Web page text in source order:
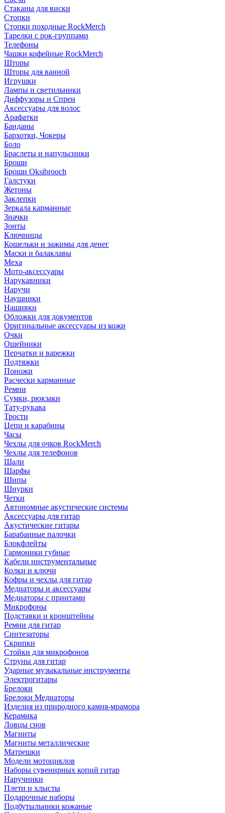
Стаканы для виски
Стопки
Стопки походные RockMerch
Тарелки с рок-группами
Телефоны
Чашки кофейные RockMerch
Шторы
Шторы для ванной
Игрушки
Лампы и светильники
Диффузоры и Спреи
Аксессуары для волос
Арафатки
Банданы
Бархотки, Чокеры
Боло
Браслеты и напульсники
Броши
Броши Oksibrooch
Галстуки
Жетоны
Заклепки
Зеркала карманные
Значки
Зонты
Ключницы
Кошельки и зажимы для денег
Маски и балаклавы
Меха
Мото-аксессуары
Нарукавники
Наручи
Наушники
Нашивки
Обложки для документов
Оригинальные аксессуары из кожи
Очки
Ошейники
Перчатки и варежки
Подтяжки
Поножи
Расчески карманные
Ремни
Сумки, рюкзаки
Тату-рукава
Трости
Цепи и карабины
Часы
Чехлы для очков RockMerch
Чехлы для телефонов
Шали
Шарфы
Шипы
Шнурки
Четки
Автономные акустические системы
Аксессуары для гитар
Акустические гитары
Барабанные палочки
Блокфлейты
Гармоники губные
Кабели инструментальные
Колки и ключи
Кофры и чехлы для гитар
Медиаторы и аксессуары
Медиаторы с принтами
Микрофоны
Подставки и кронштейны
Ремни для гитар
Синтезаторы
Скрипки
Стойки для микрофонов
Струны для гитар
Ударные музыкальные инструменты
Электрогитары
Брелоки
Брелоки Медиаторы
Изделия из природного камня-мрамора
Керамика
Ловцы снов
Магниты
Магниты металлические
Матрешки
Модели мотоциклов
Наборы сувенирных копий гитар
Наручники
Плети и хлысты
Подарочные наборы
Подбутыльники кожаные